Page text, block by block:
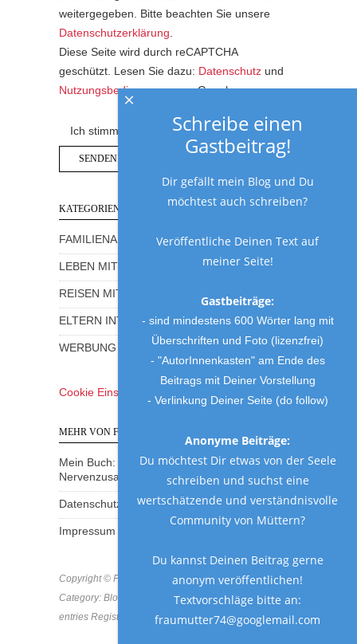
weitergegeben. Bitte beachten Sie unsere
Datenschutzerklärung.
Diese Seite wird durch reCAPTCHA
geschützt. Lesen Sie dazu: Datenschutz und
Nutzungsbedingungenvon Google.
Ich stimme der Datenschutzerklärung zu.
KATEGORIEN
FAMILIENALLTAG MIT HUMOR
LEBEN MIT KINDERN
REISEN MIT KINDERN
ELTERN INTERVIEWS
WERBUNG UND GEWINNSPIELE
Cookie Einstellungen
MEHR VON FRAU MUTTER
Mein Buch: Eine Mama am Rande des
Nervenzusammenbruchs
Datenschutzerklärung
Impressum
Copyright © Frau Mutter 2018 * https://frau-mutter.com
Category: Blog * MCN: B8MVF-GD8BA-SKD2A * All
entries Registered & Protected
Schreibe einen
Gastbeitrag!
Dir gefällt mein Blog und Du
möchtest auch schreiben?
Veröffentliche Deinen Text auf
meiner Seite!
Gastbeiträge:
- sind mindestens 600 Wörter lang mit
Überschriften und Foto (lizenzfrei)
- "AutorInnenkasten" am Ende des
Beitrags mit Deiner Vorstellung
- Verlinkung Deiner Seite (do follow)
Anonyme Beiträge:
Du möchtest Dir etwas von der Seele
schreiben und suchst eine
wertschätzende und verständnisvolle
Community von Müttern?
Du kannst Deinen Beitrag gerne
anonym veröffentlichen!
Textvorschläge bitte an:
fraumutter74@googlemail.com
×